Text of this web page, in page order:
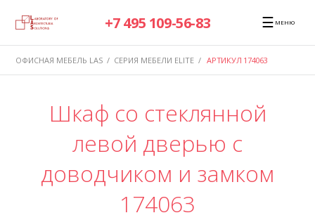
+7 495 109-56-83 ☰ МЕНЮ
ОФИСНАЯ МЕБЕЛЬ LAS / СЕРИЯ МЕБЕЛИ ELITE / АРТИКУЛ 174063
Шкаф со стеклянной
левой дверью с
доводчиком и замком
174063